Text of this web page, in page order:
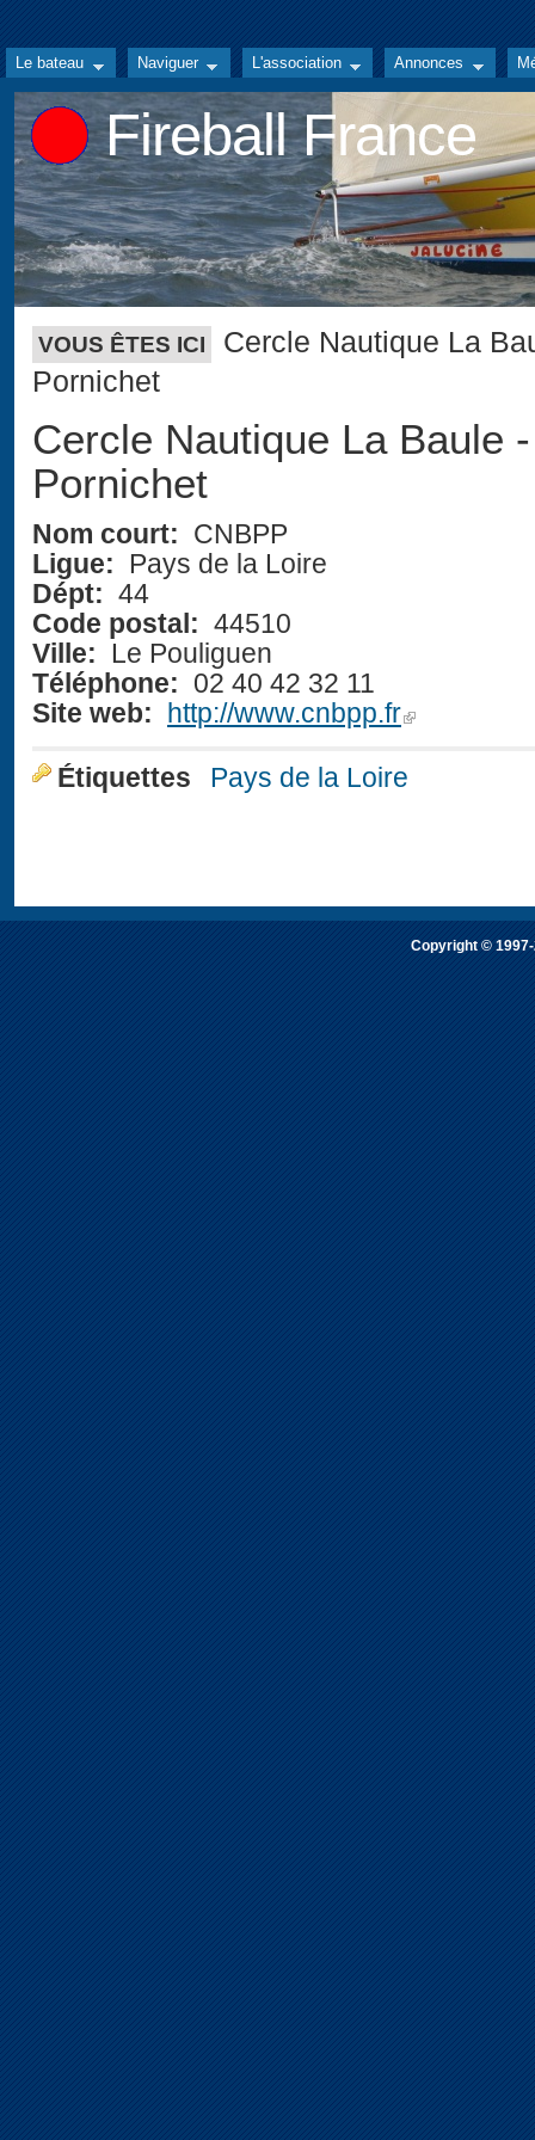
Le bateau Naviguer L'association Annonces
Fireball France
VOUS ÊTES ICI
Cercle Nautique La
Pornichet
Cercle Nautique La Baule
Pornichet
Nom court: CNBPP
Ligue:
Pays de la Loire
Dépt: 44
Code postal: 44510
Ville:
Le Pouliguen
Téléphone: 02 40 42 32 11
Site web:
http://www.cnbpp.fr
Étiquettes Pays de la Loire
Copyright ©